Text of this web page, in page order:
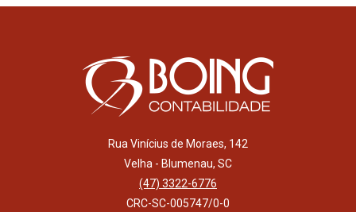
Rua Vinícius de Moraes, 142
Velha - Blumenau, SC
(47) 3322-6776
CRC-SC-005747/0-0